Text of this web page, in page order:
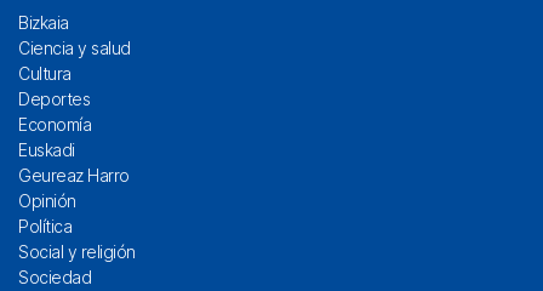
Bizkaia
Ciencia y salud
Cultura
Deportes
Economía
Euskadi
Geureaz Harro
Opinión
Política
Social y religión
Sociedad